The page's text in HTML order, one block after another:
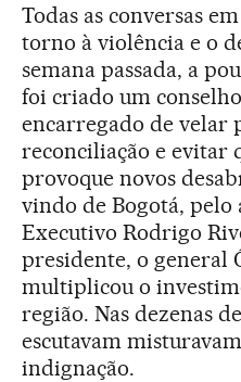
Todas as conversas
torno à violência e o
semana passada, a
foi criado um
encarregado de velar
reconciliação e evitar
provoque novos
vindo de Bogotá, pelo
Executivo Rodrigo
presidente, o general
multiplicou o
região. Nas dezenas
escutavam
indignação.